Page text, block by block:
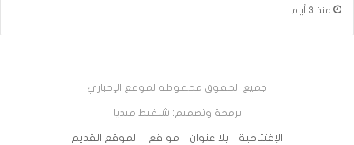
منذ 3 أيام
جميع الحقوق محفوظة لموقع الإخباري
برمجة وتصميم: شنقيط ميديا
الإفتتاحية بلا عنوان مواقع الموقع القديم